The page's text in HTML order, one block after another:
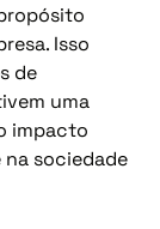
Isso
de
uma
impacto
sociedade